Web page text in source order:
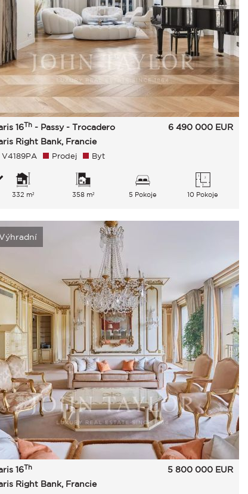
16Th- Passy - Trocadero
Right Bank, Francie
6 490 000 EUR
V4189PA Prodej Byt
332 m² 358 m² 5 Pokoje 10 Pokoje
16Th
Right Bank, Francie
5 800 000 EUR